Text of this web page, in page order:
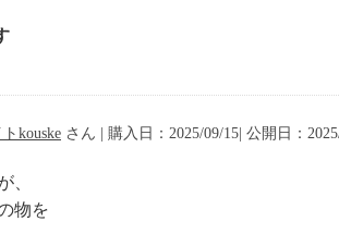
２回分）
ジェルプライマ
kouske さん | 購入日：2025/09/15| 公開日：2025/
、
物を